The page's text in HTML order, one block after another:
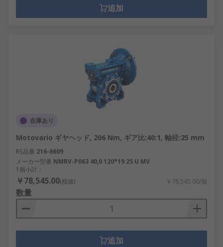
追加
在庫あり
Motovario ギヤヘッド, 206 Nm, ギア比:40:1, 軸径:25 mm
RS品番 216-6609
メーカー型番 NMRV-P063 40,0 120*19 25 U MV
1個小計：
￥78,545.00(税抜) ￥78,545.00/個
数量
追加